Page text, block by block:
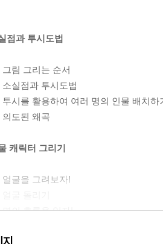
점과 투시도법
그림 그리는 순서
소실점과 투시도법
투시를 활용하여 여러 명의 인물 배치하
의도된 왜곡
캐릭터 그리기
얼굴을 그려보자!
면의 흐름을 읽자!
절을 기준으로 투시 맞추기